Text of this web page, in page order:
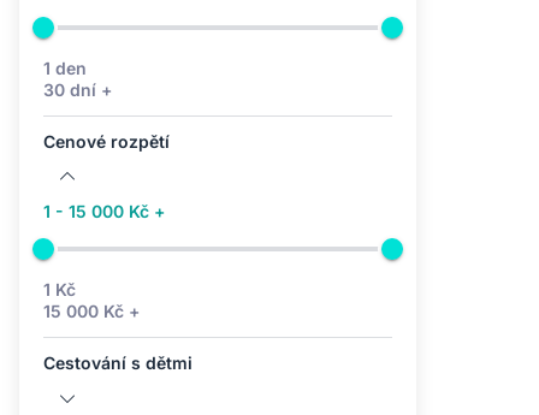
1 den
30 dní +
Cenové rozpětí
1 - 15 000 Kč +
1 Kč
15 000 Kč +
Cestování s dětmi